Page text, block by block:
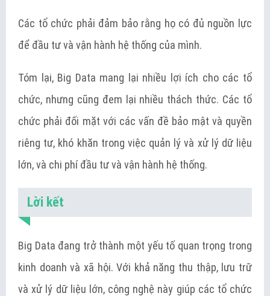
Các tổ chức phải đảm bảo rằng họ có đủ nguồn lực
để đầu tư và vận hành hệ thống của mình.
Tóm lại, Big Data mang lại nhiều lợi ích cho các tổ
chức, nhưng cũng đem lại nhiều thách thức. Các tổ
chức phải đối mặt với các vấn đề bảo mật và quyền
riêng tư, khó khăn trong việc quản lý và xử lý dữ liệu
lớn, và chi phí đầu tư và vận hành hệ thống.
Lời kết
Big Data đang trở thành một yếu tố quan trọng trong
kinh doanh và xã hội. Với khả năng thu thập, lưu trữ
và xử lý dữ liệu lớn, công nghệ này giúp các tổ chức